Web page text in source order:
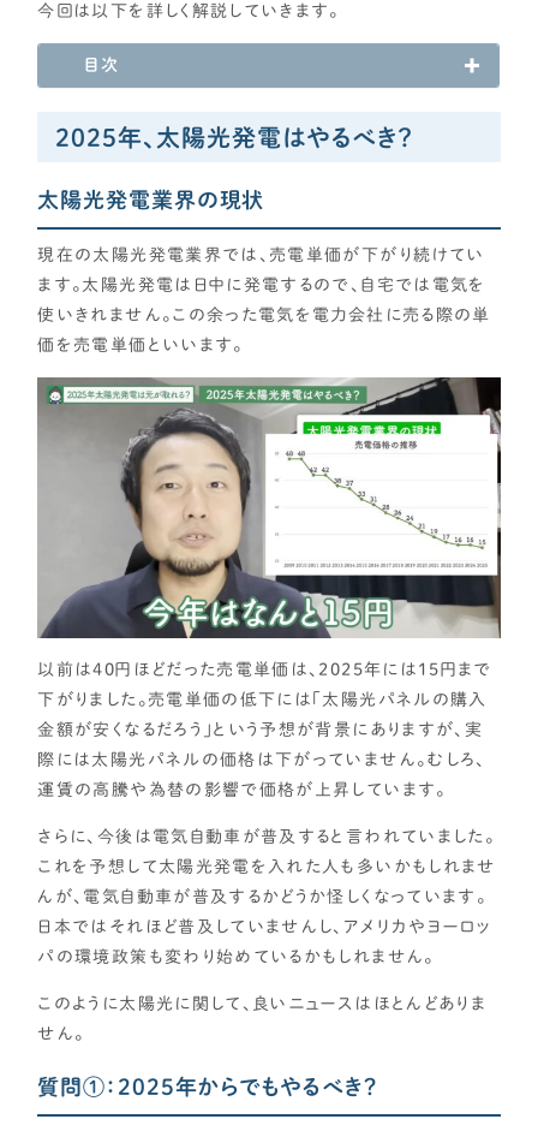
【クルー専用】ログインページ
今回は以下を詳しく解説していきます。
目次
2025年、太陽光発電はやるべき？
太陽光発電業界の現状
現在の太陽光発電業界では、売電単価が下がり続けてい
ます。太陽光発電は日中に発電するので、自宅では電気を
使いきれません。この余った電気を電力会社に売る際の単
価を売電単価といいます。
以前は40円ほどだった売電単価は、2025年には15円まで
下がりました。売電単価の低下には「太陽光パネルの購入
金額が安くなるだろう」という予想が背景にありますが、実
際には太陽光パネルの価格は下がっていません。むしろ、
運賃の高騰や為替の影響で価格が上昇しています。
さらに、今後は電気自動車が普及すると言われていました。
これを予想して太陽光発電を入れた人も多いかもしれませ
んが、電気自動車が普及するかどうか怪しくなっています。
日本ではそれほど普及していませんし、アメリカやヨーロッ
パの環境政策も変わり始めているかもしれません。
このように太陽光に関して、良いニュースはほとんどありま
せん。
質問①：2025年からでもやるべき？